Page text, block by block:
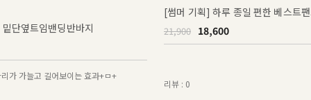
단옆트임밴딩반바지
가 가늘고 길어보이는 효과+ㅁ+
[썸머 기획] 하루 종일 편한 베스트
21,900 18,600
리뷰 : 0